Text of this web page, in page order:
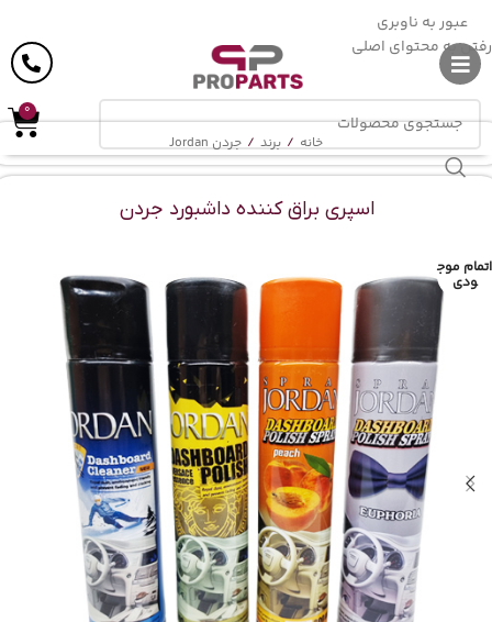
عبور به ناوبری
رفتن به محتوای اصلی
ارسال رایگان
0
خانه/برند/جردن Jordan
اسپری براق کننده داشبورد جردن
اتمام موج
ودی